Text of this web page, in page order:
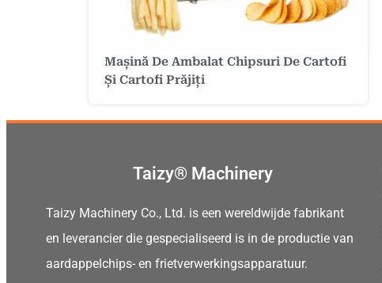
Mașină De Ambalat Chipsuri De Cartofi
Și Cartofi Prăjiți
Taizy® Machinery
Taizy Machinery Co., Ltd. is een wereldwijde fabrikant
en leverancier die gespecialiseerd is in de productie van
aardappelchips- en frietverwerkingsapparatuur.